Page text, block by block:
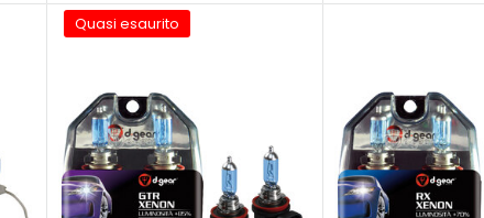
Quasi esaurito